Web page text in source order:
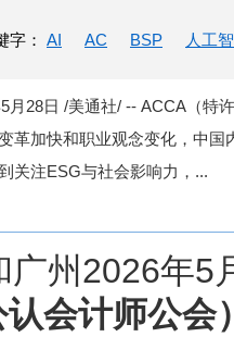
字： AI AC BSP 人工
月28日 /美通社/ -- ACCA（特
革加快和职业观念变化，中
关注ESG与社会影响力，...
州 2026年5
会计师公会